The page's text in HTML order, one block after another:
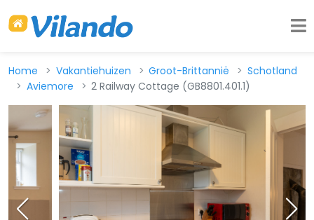
Home Vakantiehuizen Groot-Brittannië
Schotland
Aviemore
2 Railway Cottage (GB8801.401.1)